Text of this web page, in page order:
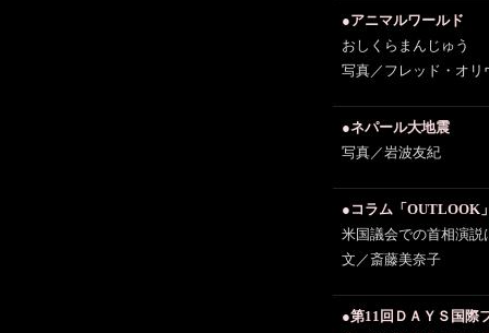
●アニマルワールド
おしくらまんじゅう
写真／フレッド・オリ
●ネパール大地震
写真／岩波友紀
●コラム「OUTLOOK
米国議会での首相演説
文／斎藤美奈子
●第11回ＤＡＹＳ国際